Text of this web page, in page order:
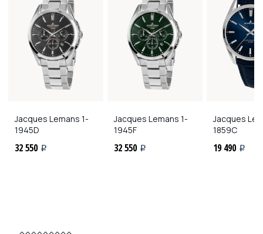
Jacques Lemans 1-
1945D
32 550 i
Jacques Lemans 1-
1945F
32 550 i
Jacques
1859C
19 490 i